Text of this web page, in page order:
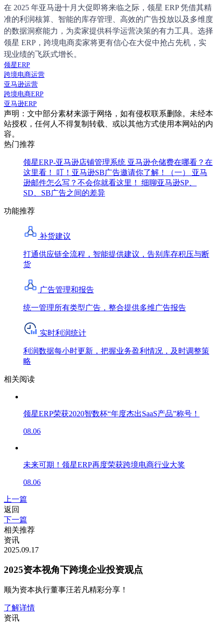
在 2025 年亚马逊十月大促即将来临之际，领星 ERP 凭借其精
准的利润核算、智能的库存管理、高效的广告投放以及多维度
的数据洞察能力，为卖家提供科学运营决策的有力工具。选择
领星 ERP，跨境电商卖家将更有信心在大促中抢占先机，实
现业绩的飞跃式增长。
领星ERP
跨境电商运营
亚马逊运营
跨境电商ERP
亚马逊ERP
声明：文中部分素材来源于网络，如有侵权联系删除。未经本
站授权，任何人不得复制转载、或以其他方式使用本网站的内
容。
热门推荐
领星ERP-亚马逊店铺管理系统 亚马逊仓储费在哪看？在
这里看！ 叮！亚马逊SB广告邀请你了解！（一） 亚马
逊邮件怎么写？不会你就看这里！ 细聊亚马逊SP、
SD、SB广告之间的差异
功能推荐
补货建议
打通供应链全流程，智能提供建议，告别库存积压与断
货
广告管理和报告
统一管理所有类型广告，整合提供多维广告报告
实时利润统计
利润数据每小时更新，把握业务盈利情况，及时调整策
略
相关阅读
领星ERP荣获2020智数杯“年度杰出SaaS产品”称号！
08.06
未来可期！领星ERP再度荣获跨境电商行业大奖
08.06
上一篇
返回
下一篇
相关推荐
资讯
2025.09.17
2025资本视角下跨境企业投资观点
顺为资本执行董事汪若凡精彩分享！
了解详情
资讯